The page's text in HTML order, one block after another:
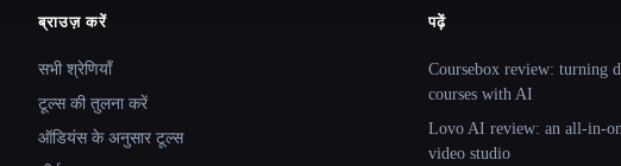
Site navigation
ब्राउज़ करें
सभी श्रेणियाँ
टूल्स की तुलना करें
ऑडियंस के अनुसार टूल्स
पढ़ें
Coursebox review: turning
courses with AI
Lovo AI review: an all-in-
video studio